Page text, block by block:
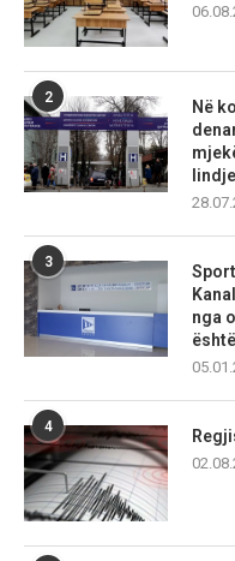
2
Në
3
nga
4